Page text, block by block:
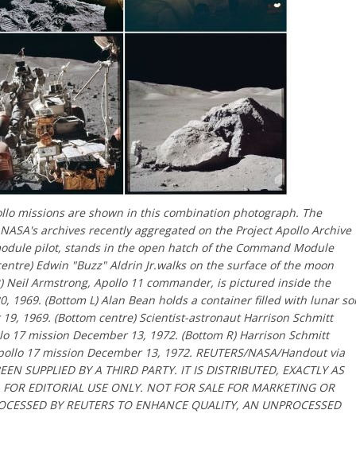
missions are shown in this combination photograph. The
archives recently aggregated on the Project Apollo Archive
pilot, stands in the open hatch of the Command Module
Edwin "Buzz" Aldrin Jr.walks on the surface of the moon
Neil Armstrong, Apollo 11 commander, is pictured inside the
1969. (Bottom L) Alan Bean holds a container filled with lunar
1969. (Bottom centre) Scientist-astronaut Harrison Schmitt
mission December 13, 1972. (Bottom R) Harrison Schmitt
17 mission December 13, 1972. REUTERS/NASA/Handout via
SUPPLIED BY A THIRD PARTY. IT IS DISTRIBUTED, EXACTLY AS
EDITORIAL USE ONLY. NOT FOR SALE FOR MARKETING OR
BY REUTERS TO ENHANCE QUALITY, AN UNPROCESSED